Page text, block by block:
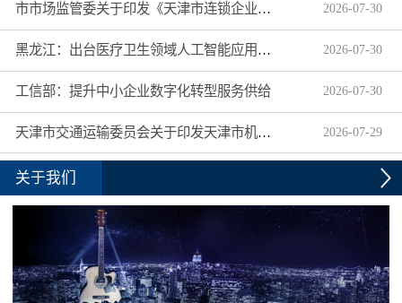
市市场监管委关于印发《天津市连锁企业食品经营许可“先证后核”信用承诺审批实施办法》的通知 2026-07-30
黑龙江：出台医疗卫生领域人工智能应用工作实施方案 2026-07-30
工信部：提升中小企业数字化转型服务供给 2026-07-30
天津市交通运输委员会关于印发天津市机动车驾驶员培训机构及教练员综合信用评价管理办法的通知 2026-07-29
关于我们